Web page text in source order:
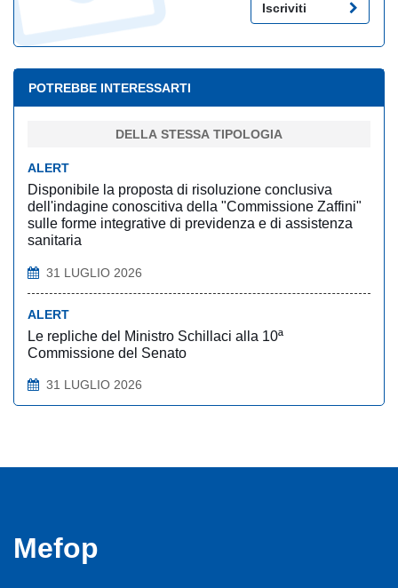
Iscriviti
POTREBBE INTERESSARTI
DELLA STESSA TIPOLOGIA
ALERT
Disponibile la proposta di risoluzione conclusiva
dell'indagine conoscitiva della "Commissione Zaffini"
sulle forme integrative di previdenza e di assistenza
sanitaria
31 LUGLIO 2026
ALERT
Le repliche del Ministro Schillaci alla 10ª
Commissione del Senato
31 LUGLIO 2026
Mefop